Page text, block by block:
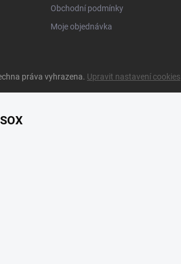
Obchodní podmínky
Moje objednávka
práva vyhrazena. Upravit nastavení cookies